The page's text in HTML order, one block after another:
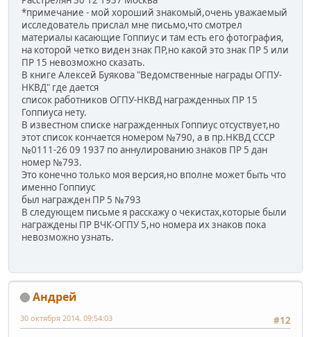
*примечание - мой хороший знакомый,очень уважаемый
исследователь прислал мне письмо,что смотрел
материалы касающие Гоппиус и там есть его фотография,
на которой четко виден знак ПР,но какой это знак ПР 5 или
ПР 15 невозможно сказать.
В книге Алексей Буякова "Ведомственные награды ОГПУ-
НКВД" где дается
список работников ОГПУ-НКВД награжденных ПР 15
Гоппиуса нету.
В известном списке награжденных Гоппиус отсуствует,но
этот список кончается номером №790, а в пр.НКВД СССР
№0111-26 09 1937 по аннулированию знаков ПР 5 дан
номер №793.
Это конечно только моя версия,но вполне может быть что
именно Гоппиус
был награжден ПР 5 №793
В следующем письме я расскажу о чекистах,которые были
награждены ПР ВЧК-ОГПУ 5,но номера их знаков пока
невозможно узнать.
Андрей
#12
30 октября 2014, 09:54:03